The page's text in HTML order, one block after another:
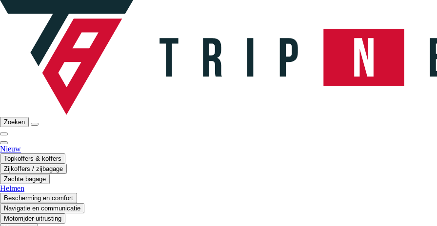
Zoeken
Nieuw
Topkoffers & koffers
Zijkoffers / zijbagage
Zachte bagage
Helmen
Bescherming en comfort
Navigatie en communicatie
Motorrijder-uitrusting